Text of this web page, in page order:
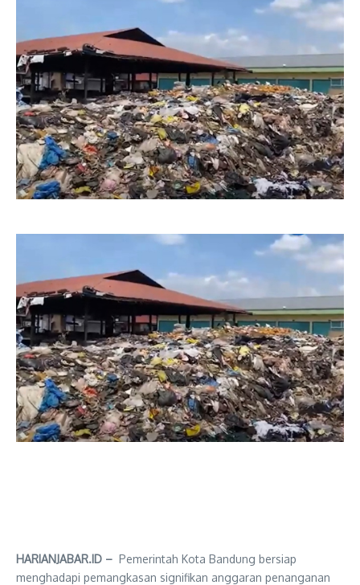
HARIANJABAR.ID – Pemerintah Kota Bandung bersiap
menghadapi pemangkasan signifikan anggaran penanganan